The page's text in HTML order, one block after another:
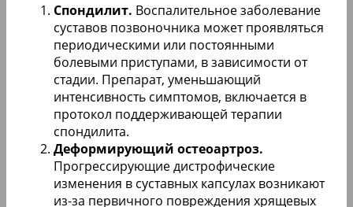
Спондилит. Воспалительное заболевание
суставов позвоночника может проявляться
периодическими или постоянными
болевыми приступами, в зависимости от
стадии. Препарат, уменьшающий
интенсивность симптомов, включается в
протокол поддерживающей терапии
спондилита.
Деформирующий остеоартроз.
Прогрессирующие дистрофические
изменения в суставных капсулах возникают
из-за первичного повреждения хрящевых